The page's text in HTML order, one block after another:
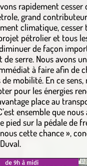
rapidement cesser
grand
climatique, cesser
pétrolier et tous
de façon
de serre. Nous avons
à faire afin de
mobilité. En ce sens,
pour les énergies
place au
ensemble que
pied sur la pédale de
cette chance »,